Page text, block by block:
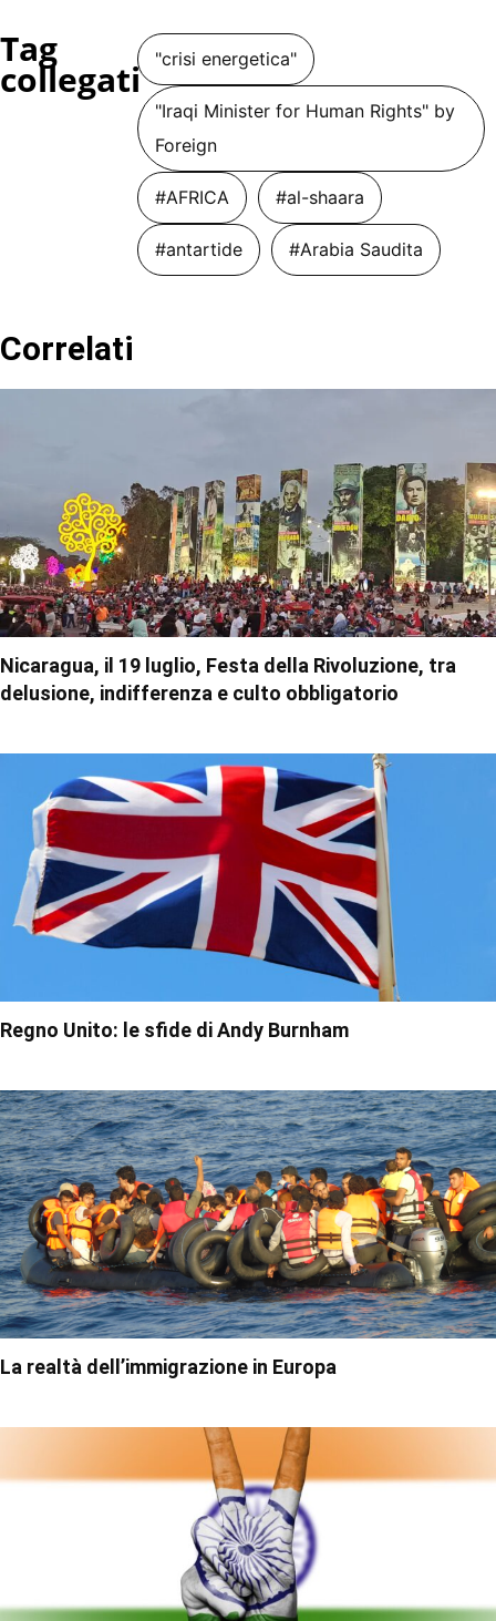
Tag
collegati "crisi energetica"
"Iraqi Minister for Human Rights" by
Foreign
#AFRICA #al-shaara
#antartide #Arabia Saudita
Correlati
Nicaragua, il 19 luglio, Festa della Rivoluzione, tra
delusione, indifferenza e culto obbligatorio
Regno Unito: le sfide di Andy Burnham
La realtà dell’immigrazione in Europa